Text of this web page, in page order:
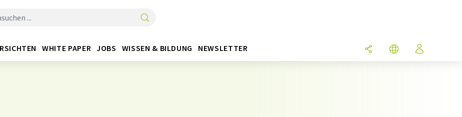
WHITE PAPER JOBS WISSEN & BILDUNG NEWSLETTER